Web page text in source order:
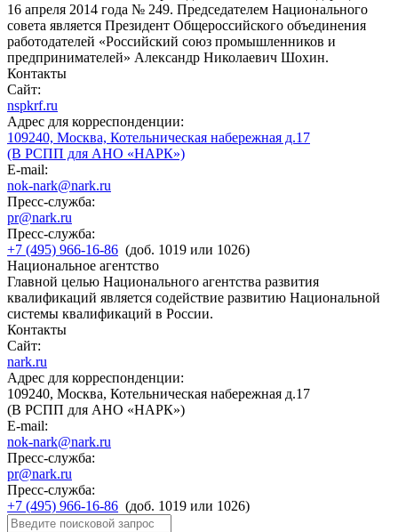
16 апреля 2014 года № 249. Председателем Национального
совета является Президент Общероссийского объединения
работодателей «Российский союз промышленников и
предпринимателей» Александр Николаевич Шохин.
Контакты
Сайт:
nspkrf.ru
Адрес для корреспонденции:
109240, Москва, Котельническая набережная д.17
(В РСПП для АНО «НАРК»)
E-mail:
nok-nark@nark.ru
Пресс-служба:
pr@nark.ru
Пресс-служба:
+7 (495) 966-16-86 (доб. 1019 или 1026)
Национальное агентство
Главной целью Национального агентства развития
квалификаций является содействие развитию Национальной
системы квалификаций в России.
Контакты
Сайт:
nark.ru
Адрес для корреспонденции:
109240, Москва, Котельническая набережная д.17
(В РСПП для АНО «НАРК»)
E-mail:
nok-nark@nark.ru
Пресс-служба:
pr@nark.ru
Пресс-служба:
+7 (495) 966-16-86 (доб. 1019 или 1026)